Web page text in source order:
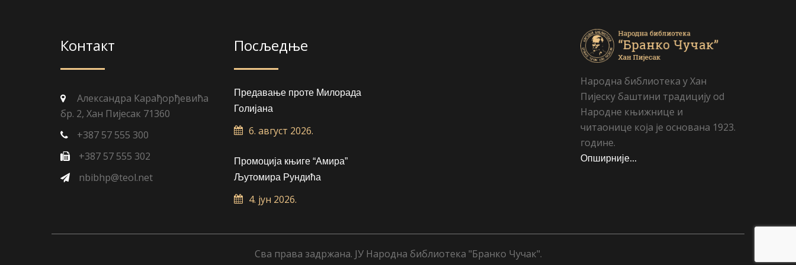
Контакт
Александра Карађорђевића
бр. 2, Хан Пијесак 71360
+387 57 555 300
+387 57 555 302
nbibhp@teol.net
Посљедње
Предавање проте Милорада
Голијана
6. август 2026.
Промоција књиге “Амира”
Љутомира Рундића
4. јун 2026.
Народна библиотека у Хан
Пијеску баштини традицију od
Народне књижнице и
читаонице која је основана 1923.
године.
Опширније...
Сва права задржана. ЈУ Народна библиотека "Бранко Чучак".